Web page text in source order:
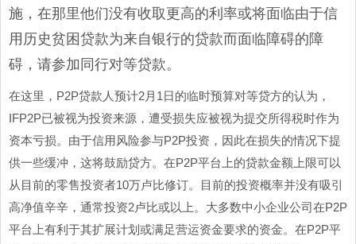
施，在那里他们没有收取更高的利率或将面临由于信
用历史贫困贷款为来自银行的贷款而面临障碍的障
碍，请参加同行对等贷款。
在这里，P2P贷款人预计2月1日的临时预算对等贷方的认为，
IFP2P已被视为投资来源，遭受损失应被视为提交所得税时作为
资本亏损。由于信用风险参与P2P投资，因此在损失的情况下提
供一些缓冲，这将鼓励贷方。在P2P平台上的贷款金额上限可以
从目前的零售投资者10万卢比修订。目前的投资概率并没有吸引
高净值辛辛，通常投资2卢比或以上。大多数中小企业公司在P2P
平台上有利于其扩展计划或满足营运资金要求的资金。在P2P平